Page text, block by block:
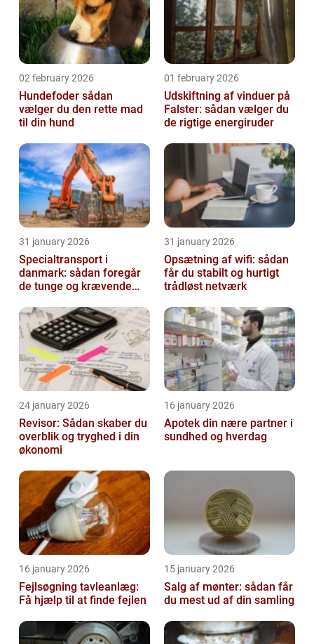
02 february 2026
Hundefoder sådan
vælger du den rette mad
til din hund
01 february 2026
Udskiftning af vinduer på
Falster: sådan vælger du
de rigtige energiruder
31 january 2026
Specialtransport i
danmark: sådan foregår
de tunge og krævende
31 january 2026
Opsætning af wifi: sådan
får du stabilt og hurtigt
trådløst netværk
24 january 2026
Revisor: Sådan skaber du
overblik og tryghed i din
økonomi
16 january 2026
Apotek din nære partner i
sundhed og hverdag
16 january 2026
Fejlsøgning tavleanlæg:
Få hjælp til at finde fejlen
15 january 2026
Salg af mønter: sådan får
du mest ud af din samling